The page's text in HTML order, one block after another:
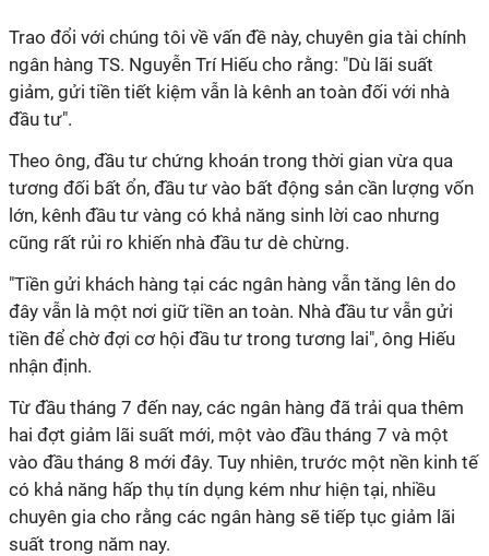
Trao đổi với chúng tôi về vấn đề này, chuyên gia tài chính
ngân hàng TS. Nguyễn Trí Hiếu cho rằng: "Dù lãi suất
giảm, gửi tiền tiết kiệm vẫn là kênh an toàn đối với nhà
đầu tư".
Theo ông, đầu tư chứng khoán trong thời gian vừa qua
tương đối bất ổn, đầu tư vào bất động sản cần lượng vốn
lớn, kênh đầu tư vàng có khả năng sinh lời cao nhưng
cũng rất rủi ro khiến nhà đầu tư dè chừng.
"Tiền gửi khách hàng tại các ngân hàng vẫn tăng lên do
đây vẫn là một nơi giữ tiền an toàn. Nhà đầu tư vẫn gửi
tiền để chờ đợi cơ hội đầu tư trong tương lai", ông Hiếu
nhận định.
Từ đầu tháng 7 đến nay, các ngân hàng đã trải qua thêm
hai đợt giảm lãi suất mới, một vào đầu tháng 7 và một
vào đầu tháng 8 mới đây. Tuy nhiên, trước một nền kinh tế
có khả năng hấp thụ tín dụng kém như hiện tại, nhiều
chuyên gia cho rằng các ngân hàng sẽ tiếp tục giảm lãi
suất trong năm nay.